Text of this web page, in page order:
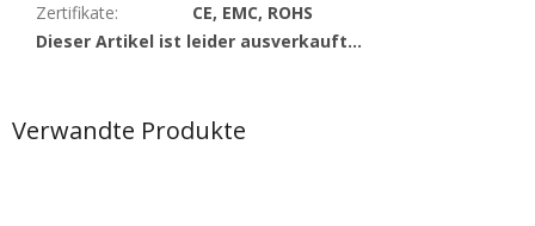
Verwandte Produkte
Zertifikate:
CE, EMC, ROHS
Dieser Artikel ist leider ausverkauft…